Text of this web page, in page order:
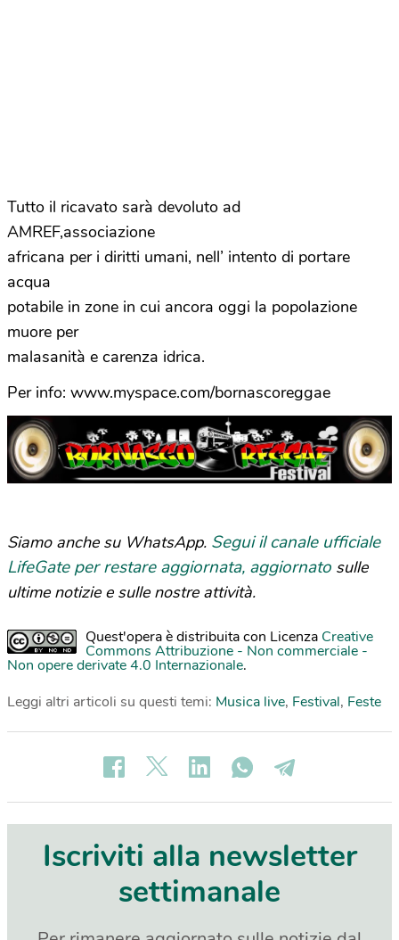
Tutto il ricavato sarà devoluto ad
AMREF,associazione
africana per i diritti umani, nell’ intento di portare
acqua
potabile in zone in cui ancora oggi la popolazione
muore per
malasanità e carenza idrica.
Per info: www.myspace.com/bornascoreggae
Siamo anche su WhatsApp. Segui il canale ufficiale
LifeGate per restare aggiornata, aggiornato sulle
ultime notizie e sulle nostre attività.
Quest'opera è distribuita con Licenza Creative
Commons Attribuzione - Non commerciale -
Non opere derivate 4.0 Internazionale.
Leggi altri articoli su questi temi: Musica live, Festival, Feste
Iscriviti alla newsletter
settimanale